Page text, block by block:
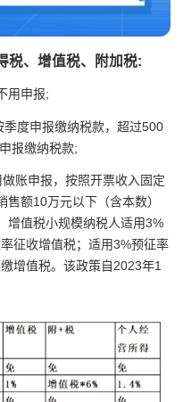
税、增值税、附加税:
用申报;
度申报缴纳税款，超过500
报缴纳税款;
账申报，按照开票收入固定
额10万元以下（含本数）
增值税小规模纳税人适用3%
征收增值税；适用3%预征率
增值税。该政策自2023年1